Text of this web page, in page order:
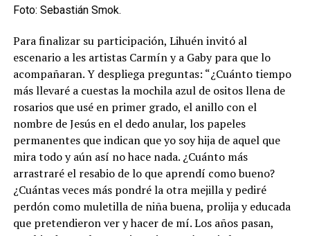
Foto: Sebastián Smok.
Para finalizar su participación, Lihuén invitó al
escenario a les artistas Carmín y a Gaby para que lo
acompañaran. Y despliega preguntas: “¿Cuánto tiempo
más llevaré a cuestas la mochila azul de ositos llena de
rosarios que usé en primer grado, el anillo con el
nombre de Jesús en el dedo anular, los papeles
permanentes que indican que yo soy hija de aquel que
mira todo y aún así no hace nada. ¿Cuánto más
arrastraré el resabio de lo que aprendí como bueno?
¿Cuántas veces más pondré la otra mejilla y pediré
perdón como muletilla de niña buena, prolija y educada
que pretendieron ver y hacer de mí. Los años pasan,